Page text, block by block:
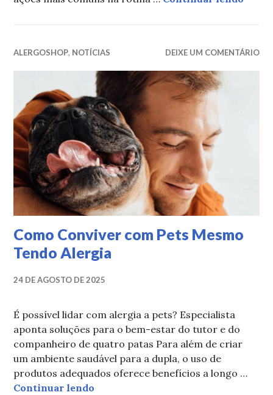
ALERGOSHOP, NOTÍCIAS DEIXE UM COMENTÁRIO
Como Conviver com Pets Mesmo
Tendo Alergia
24 DE AGOSTO DE 2025
É possível lidar com alergia a pets? Especialista
aponta soluções para o bem-estar do tutor e do
companheiro de quatro patas Para além de criar
um ambiente saudável para a dupla, o uso de
produtos adequados oferece benefícios a longo …
Continuar lendo